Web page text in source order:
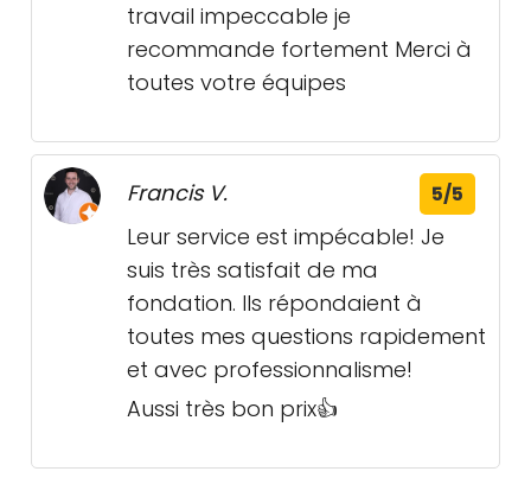
travail impeccable je
recommande fortement Merci à
toutes votre équipes
Francis V. 5/5
Leur service est impécable! Je
suis très satisfait de ma
fondation. Ils répondaient à
toutes mes questions rapidement
et avec professionnalisme!
Aussi très bon prix👍